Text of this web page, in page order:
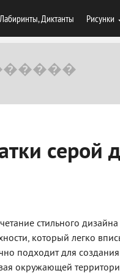
Диктанты Рисунки
серой
стильного
который легко
подходит для
окружающей